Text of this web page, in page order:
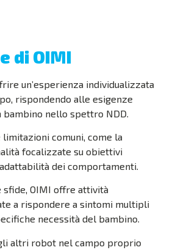
di OIMI
un’esperienza individualizzata
rispondendo alle esigenze
bambino nello spettro NDD.
comuni, come la
focalizzate su obiettivi
dei comportamenti.
sfide, OIMI offre attività
a rispondere a sintomi multipli
necessità del bambino.
altri robot nel campo proprio